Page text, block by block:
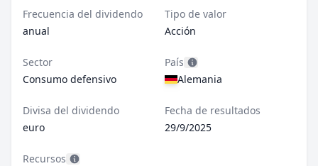
Frecuencia del dividendo
anual
Tipo de valor
Acción
Sector
Consumo defensivo
País
Alemania
Divisa del dividendo
euro
Fecha de resultados
29/9/2025
Recursos